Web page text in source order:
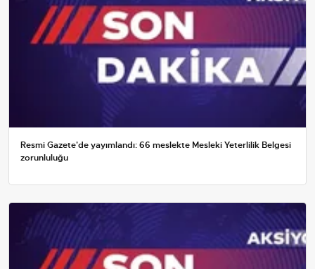
Resmi Gazete'de yayımlandı: 66 meslekte Mesleki Yeterlilik Belgesi
zorunluluğu